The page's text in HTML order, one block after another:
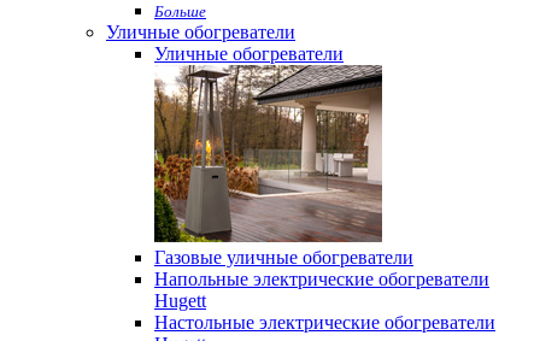
Больше
Уличные обогреватели
Уличные обогреватели
Газовые уличные обогреватели
Напольные электрические обогреватели
Hugett
Настольные электрические обогреватели